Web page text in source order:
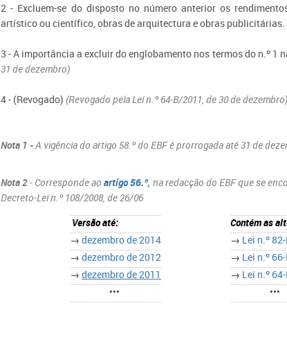
2 - Excluem-se do disposto no número anterior os
artístico ou científico, obras de arquitectura e obras publicitárias.
3 - A importância a excluir do englobamento nos termos do n.º 1
31 de dezembro)
4 - (Revogado) (Revogado pela Lei n.º 64-B/2011, de 30 de dezembro)
Nota 1​ -A vigência do artigo 58.º do EBF é prorrogada até 31 de
Nota 2- Corresponde ao artigo 56.º, na redacção do EBF que se
Decreto-Lei n.º 108/2008, de 26/06
Versão até:
→dezembro de 2014
→dezembro de 2012
→dezembro de 2011
•••
Contém as
→ Lei n.º
→ Lei n.º
→ Lei n.º
•••